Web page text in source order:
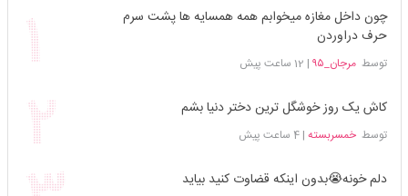
چون داخل مغازه میخوابم همه همسایه ها پشت سرم
حرف دراوردن
توسطمرجان_۹۵ | 12 ساعت پیش
کاش یک روز خوشگل ترین دختر دنیا بشم
توسطخمسربسته |4 ساعت پیش
دلم خونه😭بدون اینکه قضاوت کنید بیاید